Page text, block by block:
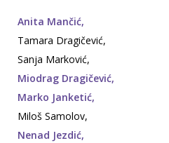
Anita Mančić,
Tamara Dragičević,
Sanja Marković,
Miodrag Dragičević,
Marko Janketić,
Miloš Samolov,
Nenad Jezdić,